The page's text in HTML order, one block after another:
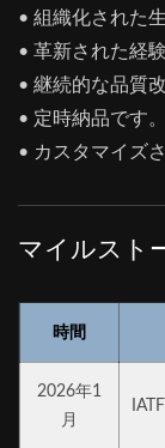
• 組織化された
• 革新された経
• 継続的な品質
• 定時納品です。
• カスタマイズ
マイルスト
時間
2026年1
月